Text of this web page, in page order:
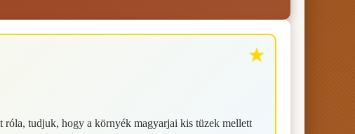
róla, tudjuk, hogy a környék magyarjai kis tüzek mellett